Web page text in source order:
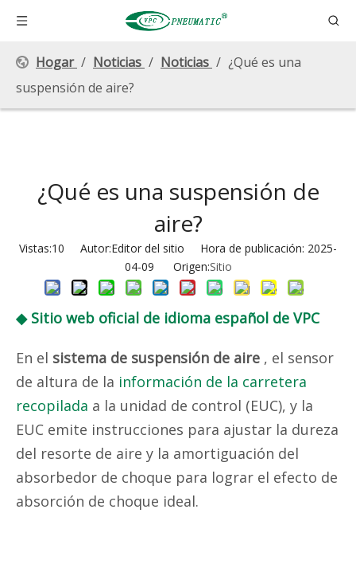
Hogar / Noticias / Noticias / ¿Qué es una
suspensión de aire?
¿Qué es una suspensión de
aire?
Vistas:10 Autor:Editor del sitio Hora de publicación: 2025-
04-09 Origen:Sitio
◆ Sitio web oficial de idioma español de VPC
En el sistema de suspensión de aire , el sensor
de altura de la información de la carretera
recopilada a la unidad de control (EUC), y la
EUC emite instrucciones para ajustar la dureza
del resorte de aire y la amortiguación del
absorbedor de choque para lograr el efecto de
absorción de choque ideal.